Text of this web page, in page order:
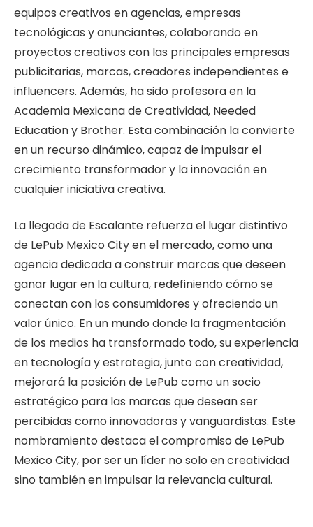
equipos creativos en agencias, empresas
tecnológicas y anunciantes, colaborando en
proyectos creativos con las principales empresas
publicitarias, marcas, creadores independientes e
influencers. Además, ha sido profesora en la
Academia Mexicana de Creatividad, Needed
Education y Brother. Esta combinación la convierte
en un recurso dinámico, capaz de impulsar el
crecimiento transformador y la innovación en
cualquier iniciativa creativa.
La llegada de Escalante refuerza el lugar distintivo
de LePub Mexico City en el mercado, como una
agencia dedicada a construir marcas que deseen
ganar lugar en la cultura, redefiniendo cómo se
conectan con los consumidores y ofreciendo un
valor único. En un mundo donde la fragmentación
de los medios ha transformado todo, su experiencia
en tecnología y estrategia, junto con creatividad,
mejorará la posición de LePub como un socio
estratégico para las marcas que desean ser
percibidas como innovadoras y vanguardistas. Este
nombramiento destaca el compromiso de LePub
Mexico City, por ser un líder no solo en creatividad
sino también en impulsar la relevancia cultural.